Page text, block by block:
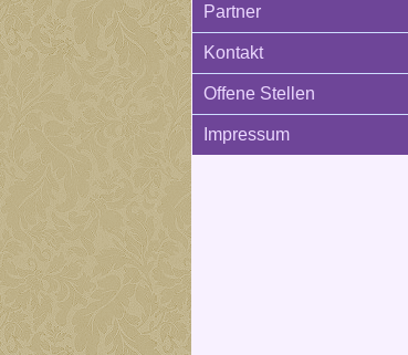
Partner
Kontakt
Offene Stellen
Impressum